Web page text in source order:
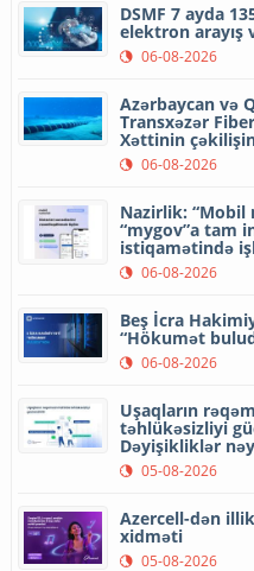
DSMF 7 ayda
elektron arayış
06-08-2026
Azərbaycan və
Transxəzər
Xəttinin
06-08-2026
Nazirlik:
“mygov”a tam
istiqamətində
06-08-2026
Beş İcra
“Hökumət
06-08-2026
Uşaqların
təhlükəsizliyi
Dəyişikliklər
05-08-2026
Azercell-dən illik
xidməti
05-08-2026